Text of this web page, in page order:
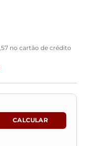
57 no cartão de crédito